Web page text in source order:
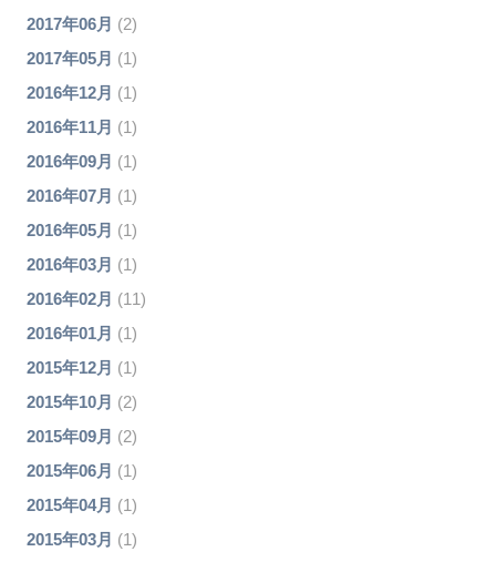
2017年06月 (2)
2017年05月 (1)
2016年12月 (1)
2016年11月 (1)
2016年09月 (1)
2016年07月 (1)
2016年05月 (1)
2016年03月 (1)
2016年02月 (11)
2016年01月 (1)
2015年12月 (1)
2015年10月 (2)
2015年09月 (2)
2015年06月 (1)
2015年04月 (1)
2015年03月 (1)